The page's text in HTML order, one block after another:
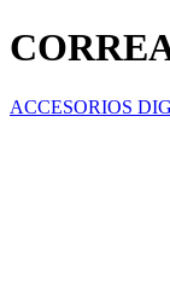
ACCESORIOS